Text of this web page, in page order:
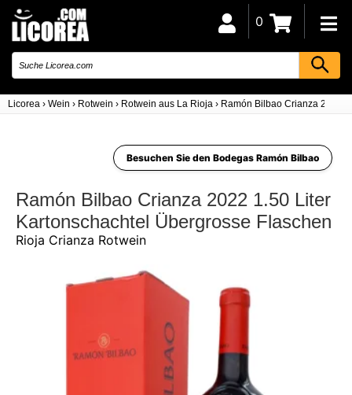
Licorea › Wein › Rotwein › Rotwein aus La Rioja › Ramón Bilbao Crianza 2022
0
Besuchen Sie den Bodegas Ramón Bilbao
Ramón Bilbao Crianza 2022 1.50 Liter
Kartonschachtel Übergrosse Flaschen
Rioja Crianza Rotwein